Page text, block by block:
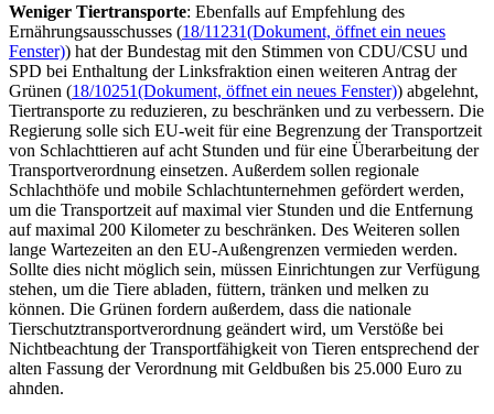
Weniger Tiertransporte: Ebenfalls auf Empfehlung des
Ernährungsausschusses (18/11231(Dokument, öffnet ein neues
Fenster)) hat der Bundestag mit den Stimmen von CDU/CSU und
SPD bei Enthaltung der Linksfraktion einen weiteren Antrag der
Grünen (18/10251(Dokument, öffnet ein neues Fenster)) abgelehnt,
Tiertransporte zu reduzieren, zu beschränken und zu verbessern. Die
Regierung solle sich EU-weit für eine Begrenzung der Transportzeit
von Schlachttieren auf acht Stunden und für eine Überarbeitung der
Transportverordnung einsetzen. Außerdem sollen regionale
Schlachthöfe und mobile Schlachtunternehmen gefördert werden,
um die Transportzeit auf maximal vier Stunden und die Entfernung
auf maximal 200 Kilometer zu beschränken. Des Weiteren sollen
lange Wartezeiten an den EU-Außengrenzen vermieden werden.
Sollte dies nicht möglich sein, müssen Einrichtungen zur Verfügung
stehen, um die Tiere abladen, füttern, tränken und melken zu
können. Die Grünen fordern außerdem, dass die nationale
Tierschutztransportverordnung geändert wird, um Verstöße bei
Nichtbeachtung der Transportfähigkeit von Tieren entsprechend der
alten Fassung der Verordnung mit Geldbußen bis 25.000 Euro zu
ahnden.